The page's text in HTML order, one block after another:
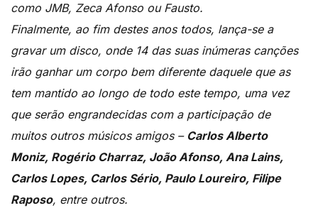
como JMB, Zeca Afonso ou Fausto.
Finalmente, ao fim destes anos todos, lança-se a
gravar um disco, onde 14 das suas inúmeras canções
irão ganhar um corpo bem diferente daquele que as
tem mantido ao longo de todo este tempo, uma vez
que serão engrandecidas com a participação de
muitos outros músicos amigos – Carlos Alberto
Moniz, Rogério Charraz, João Afonso, Ana Lains,
Carlos Lopes, Carlos Sério, Paulo Loureiro, Filipe
Raposo, entre outros.